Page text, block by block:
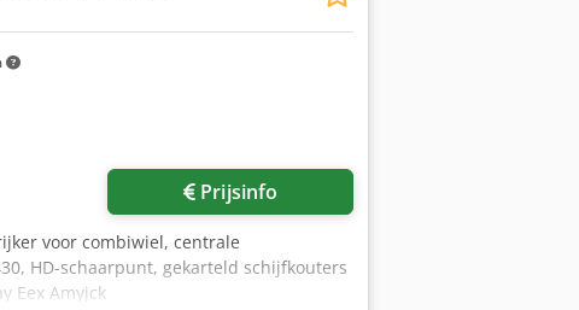
Prijsinfo
voor combiwiel, centrale
HD-schaarpunt, gekarteld schijfkouters
Eex Amyjck